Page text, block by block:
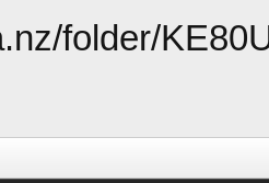
folder/